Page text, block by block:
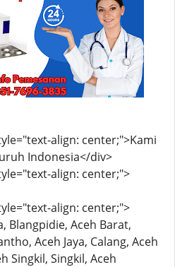
align: center;">Kami
Indonesia</div>
align: center;">
align: center;">
Blangpidie, Aceh Barat,
Aceh Jaya, Calang, Aceh
Singkil, Singkil, Aceh